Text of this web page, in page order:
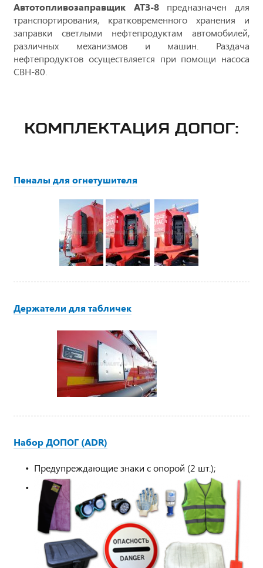
Автотопливозаправщик АТЗ-8предназначен для
транспортирования, кратковременного хранения и
заправки светлыми нефтепродуктам автомобилей,
различных механизмов и машин. Раздача
нефтепродуктов осуществляется при помощи насоса
СВН-80.
КОМПЛЕКТАЦИЯ ДОПОГ:
Пеналы для огнетушителя
Держатели для табличек
Набор ДОПОГ (ADR)
Предупреждающие знаки с опорой (2 шт.);